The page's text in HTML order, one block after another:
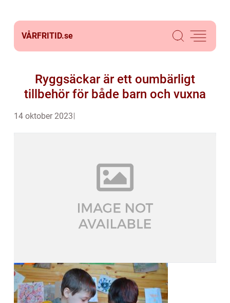
VÅRFRITID.se
Ryggsäckar är ett oumbärligt
tillbehör för både barn och vuxna
14 oktober 2023